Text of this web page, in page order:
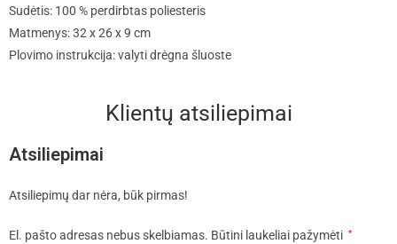
Sudėtis: 100 % perdirbtas poliesteris
Matmenys: 32 x 26 x 9 cm
Plovimo instrukcija: valyti drėgna šluoste
Klientų atsiliepimai
Atsiliepimai
Atsiliepimų dar nėra, būk pirmas!
El. pašto adresas nebus skelbiamas. Būtini laukeliai pažymėti *